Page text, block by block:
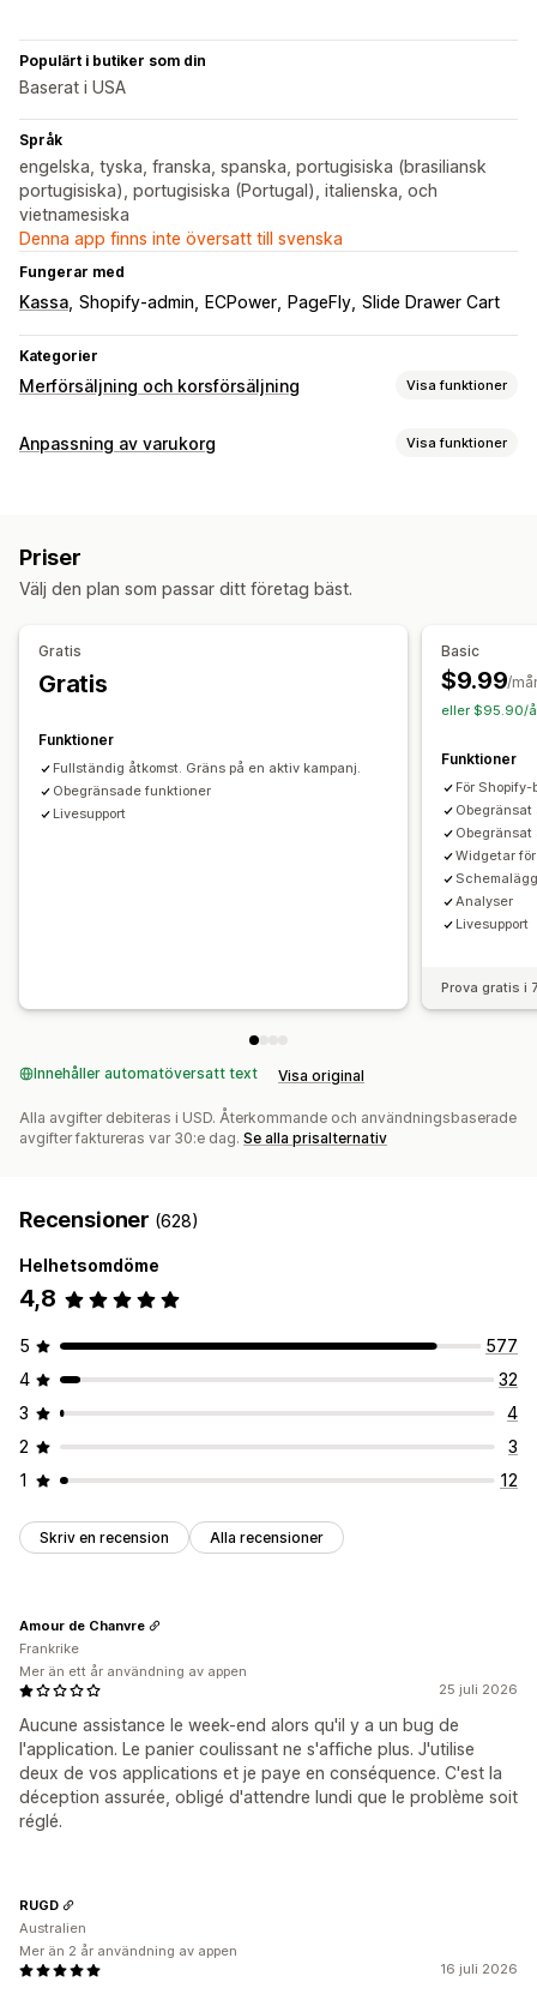
Populärt i butiker som din
Baserat i USA
Språk
engelska, tyska, franska, spanska, portugisiska (brasiliansk
portugisiska), portugisiska (Portugal), italienska, och
vietnamesiska
Denna app finns inte översatt till svenska
Fungerar med
Kassa Shopify-admin ECPower PageFly Slide Drawer Cart
Kategorier
Merförsäljning och korsförsäljning Visa funktioner
Anpassning
Flera språk
Gratis gåvor
Produktrekommendationer
Analysverktyg
Klickfrekvenser
Konverteringsgrad Trattens prestanda
Anpassning av varukorg Visa funktioner
Mobilanpassning
Automatiska rabatter
Flera språk
Priser
Välj den plan som passar ditt företag bäst.
Gratis
Gratis
Funktioner
Fullständig åtkomst. Gräns på en aktiv kampanj.
Obegränsade funktioner
Livesupport
Basic
$9.99/
eller $95.90/
Funktioner
För
Obegränsat
Widgetar
Analyser
Livesupport
Prova gratis i
Innehåller automatöversatt text Visa original
Alla avgifter debiteras i USD. Återkommande och användningsbaserade
avgifter faktureras var 30:e dag. Se alla prisalternativ
Recensioner (628)
Helhetsomdöme
4,8
5
577
4
32
3
4
2
3
1
12
Skriv en recension Alla recensioner
25 juli 2026
Aucune assistance le week-end alors qu'il y a un bug de
l'application. Le panier coulissant ne s'affiche plus. J'utilise
deux de vos applications et je paye en conséquence. C'est la
déception assurée, obligé d'attendre lundi que le problème soit
réglé.
Amour de Chanvre
Frankrike
Mer än ett år användning av appen
16 juli 2026
RUGD
Australien
Mer än 2 år användning av appen